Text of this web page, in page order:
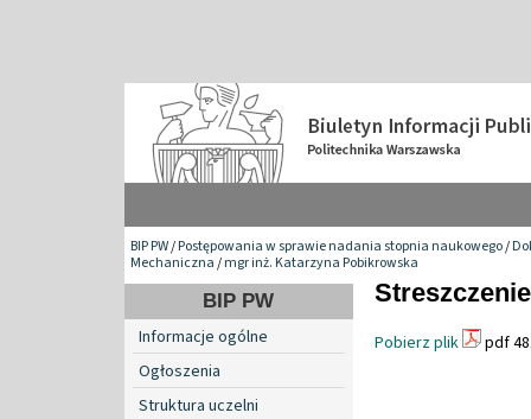
BIP PW/Postępowania w sprawie nadania stopnia naukowego/
Mechaniczna/mgr inż. Katarzyna Pobikrowska
BIP PW
Informacje ogólne
Ogłoszenia
Struktura uczelni
Streszczenie
Pobierz plik pdf